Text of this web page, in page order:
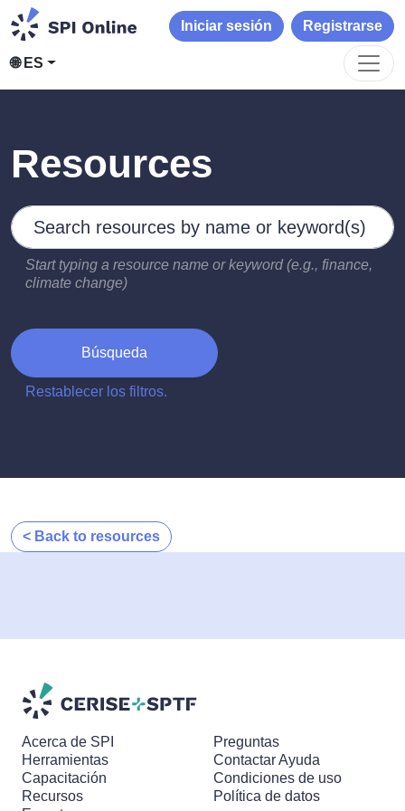
🌐 ES
Iniciar sesión Registrarse
Resources
Search by keywords
Type 2 or more characters for results.
Start typing a resource name or keyword (e.g., finance,
climate change)
Búsqueda
Restablecer los filtros.
< Back to resources
Acerca de SPI
Herramientas
Capacitación
Recursos
Preguntas
Contactar Ayuda
Condiciones de uso
Política de datos